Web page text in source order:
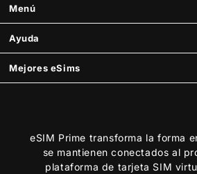
Menú
Ayuda
Mejores eSims
eSIM Prime transforma la forma
se mantienen conectados al
plataforma de tarjeta SIM